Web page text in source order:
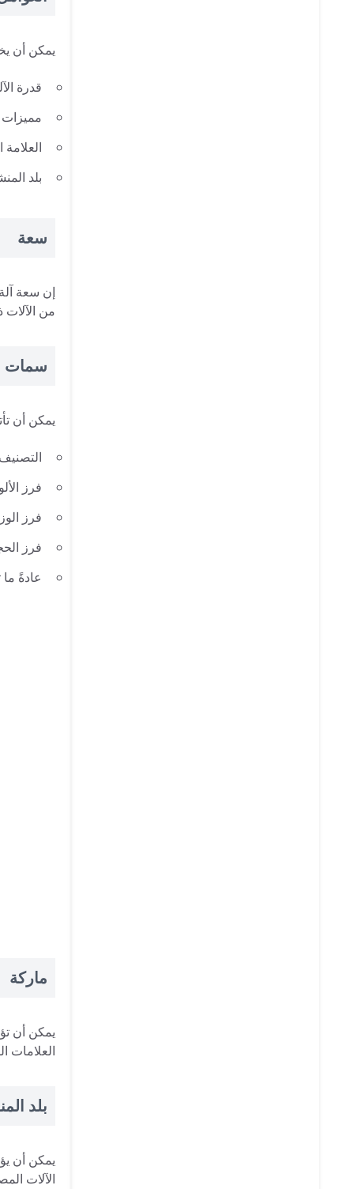
يمكن أن
قدرة
مميزات
العلامة
بلد
سعة
إن سعة
من الآلات
سمات
يمكن أن
فرز
فرز
فرز
عادةً
ماركة
يمكن أن
العلامات
بلد
يمكن أن
الآلات